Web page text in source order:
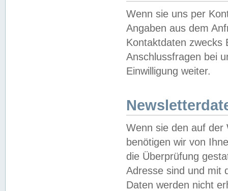
Wenn sie uns per
Angaben aus dem
Kontaktdaten zwecks
Anschlussfragen bei
Einwilligung weiter.
Wenn sie den auf der
benötigen wir von
die Überprüfung
Adresse sind und mit
Daten werden nicht